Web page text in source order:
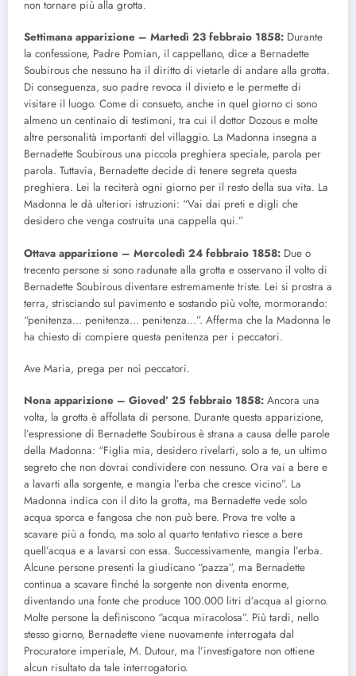
non tornare più alla grotta.
Settimana apparizione – Martedì 23 febbraio 1858: Durante
la confessione, Padre Pomian, il cappellano, dice a Bernadette
Soubirous che nessuno ha il diritto di vietarle di andare alla grotta.
Di conseguenza, suo padre revoca il divieto e le permette di
visitare il luogo. Come di consueto, anche in quel giorno ci sono
almeno un centinaio di testimoni, tra cui il dottor Dozous e molte
altre personalità importanti del villaggio. La Madonna insegna a
Bernadette Soubirous una piccola preghiera speciale, parola per
parola. Tuttavia, Bernadette decide di tenere segreta questa
preghiera. Lei la reciterà ogni giorno per il resto della sua vita. La
Madonna le dà ulteriori istruzioni: “Vai dai preti e digli che
desidero che venga costruita una cappella qui.”
Ottava apparizione – Mercoledì 24 febbraio 1858: Due o
trecento persone si sono radunate alla grotta e osservano il volto di
Bernadette Soubirous diventare estremamente triste. Lei si prostra a
terra, strisciando sul pavimento e sostando più volte, mormorando:
“penitenza… penitenza… penitenza…”. Afferma che la Madonna le
ha chiesto di compiere questa penitenza per i peccatori.
Ave Maria, prega per noi peccatori.
Nona apparizione – Gioved’ 25 febbraio 1858: Ancora una
volta, la grotta è affollata di persone. Durante questa apparizione,
l’espressione di Bernadette Soubirous è strana a causa delle parole
della Madonna: “Figlia mia, desidero rivelarti, solo a te, un ultimo
segreto che non dovrai condividere con nessuno. Ora vai a bere e
a lavarti alla sorgente, e mangia l’erba che cresce vicino”. La
Madonna indica con il dito la grotta, ma Bernadette vede solo
acqua sporca e fangosa che non può bere. Prova tre volte a
scavare più a fondo, ma solo al quarto tentativo riesce a bere
quell’acqua e a lavarsi con essa. Successivamente, mangia l’erba.
Alcune persone presenti la giudicano “pazza”, ma Bernadette
continua a scavare finché la sorgente non diventa enorme,
diventando una fonte che produce 100.000 litri d’acqua al giorno.
Molte persone la definiscono “acqua miracolosa”. Più tardi, nello
stesso giorno, Bernadette viene nuovamente interrogata dal
Procuratore imperiale, M. Dutour, ma l’investigatore non ottiene
alcun risultato da tale interrogatorio.